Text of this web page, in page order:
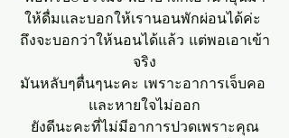
ให้ดื่มและบอกให้เรานอนพักผ่อนได้ค่ะ
ถึงจะบอกว่าให้นอนได้แล้ว แต่พอเอาเข้า
จริง
มันหลับๆตื่นๆนะคะ เพราะอาการเจ็บคอ
และหายใจไม่ออก
ยังดีนะคะที่ไม่มีอาการปวดเพราะคุณ